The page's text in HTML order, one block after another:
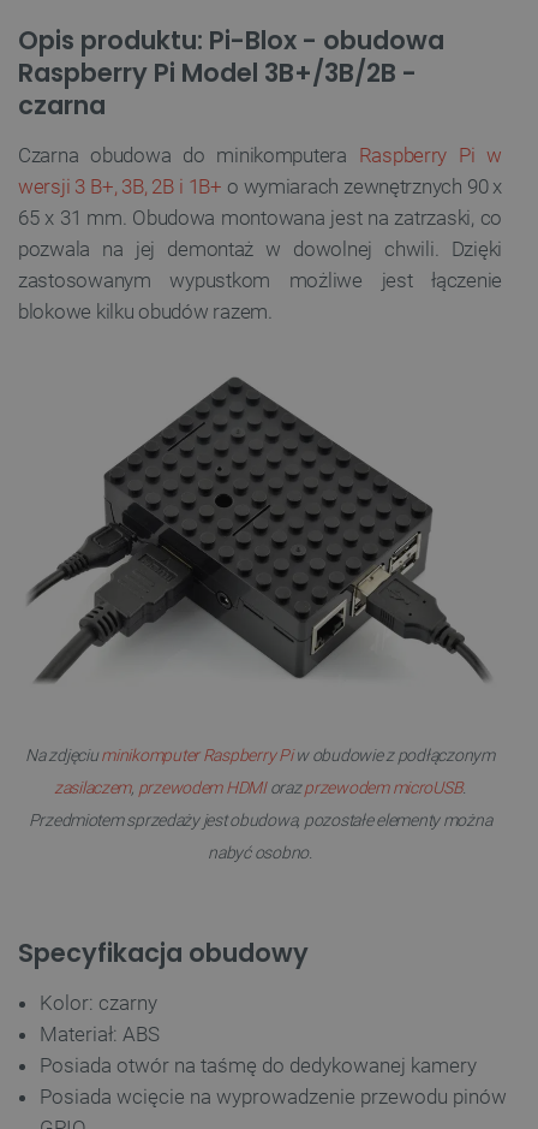
Opis produktu: Pi-Blox - obudowa
Raspberry Pi Model 3B+/3B/2B -
czarna
Czarna obudowa do minikomputera Raspberry Pi w
wersji 3 B+, 3B, 2B i 1B+ o wymiarach zewnętrznych 90 x
65 x 31 mm. Obudowa montowana jest na zatrzaski, co
pozwala na jej demontaż w dowolnej chwili. Dzięki
zastosowanym wypustkom możliwe jest łączenie
blokowe kilku obudów razem.
Na zdjęciuminikomputer Raspberry Piw obudowie z podłączonym
zasilaczem, przewodem HDMIorazprzewodem microUSB.
Przedmiotem sprzedaży jest obudowa, pozostałe elementy można
nabyć osobno.
Specyfikacja obudowy
Kolor: czarny
Materiał: ABS
Posiada otwór na taśmę do dedykowanej kamery
Posiada wcięcie na wyprowadzenie przewodu pinów